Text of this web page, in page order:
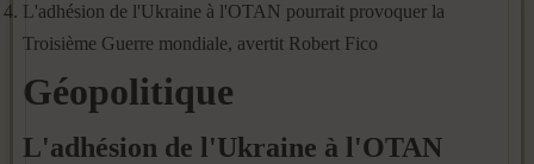
L'adhésion de l'Ukraine à l'OTAN pourrait provoquer la
Troisième Guerre mondiale, avertit Robert Fico
Géopolitique
L'adhésion de l'Ukraine à l'OTAN